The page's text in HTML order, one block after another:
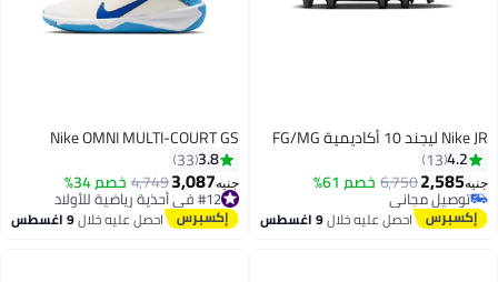
Nike JR ليجند 10 أكاديمية FG/MG
4.2
13
جنيه2,585
6,750خصم 61%
توصيل مجاني
توصيل مجانياحصل عليه خلال9 اغسطس
Nike OMNI MULTI-COURT GS
3.8
33
جنيه3,087
4,749خصم 34% #12 في أحذية رياضية للأولاد
توصيل مجاني
#12 في أحذية رياضية للأولاد احصل عليه خلال9 اغسطس